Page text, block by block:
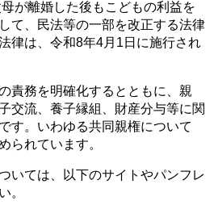
が離婚した後もこどもの利益を
て、民法等の一部を改正する法律
律は、令和8年4月1日に施行され
責務を明確化するとともに、親
交流、養子縁組、財産分与等に関
す。いわゆる共同親権について
られています。
いては、以下のサイトやパンフレ
。